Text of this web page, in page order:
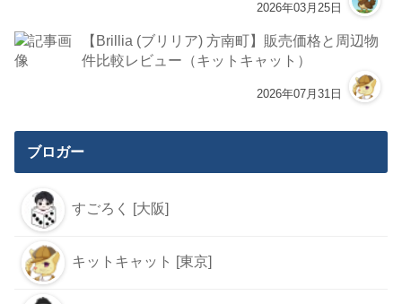
2026年03月25日
【Brillia (ブリリア) 方南町】販売価格と周辺物
件比較レビュー（キットキャット）
2026年07月31日
ブロガー
すごろく [大阪]
キットキャット [東京]